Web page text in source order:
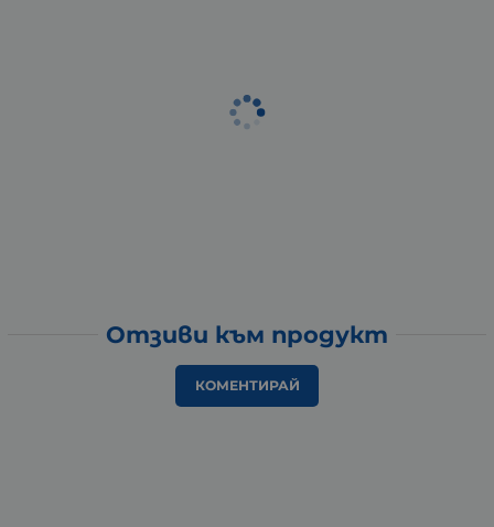
Отзиви към продукт
КОМЕНТИРАЙ